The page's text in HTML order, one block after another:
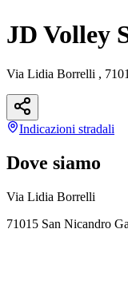
JD Volley
Via Lidia Borrelli ,
Indicazioni stradali
Dove siamo
Via Lidia Borrelli
71015 San Nicandro